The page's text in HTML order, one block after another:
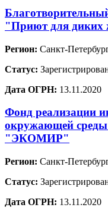
"Приют для диких
Регион: Санкт-
Статус:
Дата ОГРН: 13.11.2020
Фонд реализации
окружающей
"ЭКОМИР"
Регион: Санкт-
Статус:
Дата ОГРН: 13.11.2020